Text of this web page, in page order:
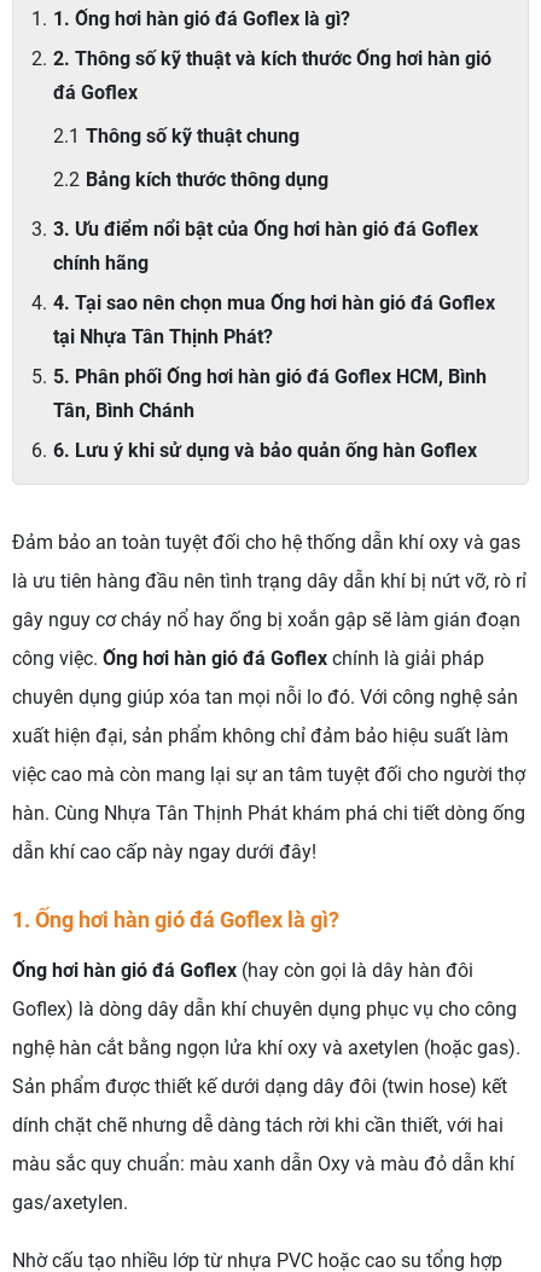
1. Ống hơi hàn gió đá Goflex là gì?
2. Thông số kỹ thuật và kích thước Ống hơi hàn gió
đá Goflex
Thông số kỹ thuật chung
Bảng kích thước thông dụng
3. Ưu điểm nổi bật của Ống hơi hàn gió đá Goflex
chính hãng
4. Tại sao nên chọn mua Ống hơi hàn gió đá Goflex
tại Nhựa Tân Thịnh Phát?
5. Phân phối Ống hơi hàn gió đá Goflex HCM, Bình
Tân, Bình Chánh
6. Lưu ý khi sử dụng và bảo quản ống hàn Goflex
Đảm bảo an toàn tuyệt đối cho hệ thống dẫn khí oxy và gas
là ưu tiên hàng đầu nên tình trạng dây dẫn khí bị nứt vỡ, rò rỉ
gây nguy cơ cháy nổ hay ống bị xoắn gập sẽ làm gián đoạn
công việc. Ống hơi hàn gió đá Goflex chính là giải pháp
chuyên dụng giúp xóa tan mọi nỗi lo đó. Với công nghệ sản
xuất hiện đại, sản phẩm không chỉ đảm bảo hiệu suất làm
việc cao mà còn mang lại sự an tâm tuyệt đối cho người thợ
hàn. Cùng Nhựa Tân Thịnh Phát khám phá chi tiết dòng ống
dẫn khí cao cấp này ngay dưới đây!
1. Ống hơi hàn gió đá Goflex là gì?
Ống hơi hàn gió đá Goflex (hay còn gọi là dây hàn đôi
Goflex) là dòng dây dẫn khí chuyên dụng phục vụ cho công
nghệ hàn cắt bằng ngọn lửa khí oxy và axetylen (hoặc gas).
Sản phẩm được thiết kế dưới dạng dây đôi (twin hose) kết
dính chặt chẽ nhưng dễ dàng tách rời khi cần thiết, với hai
màu sắc quy chuẩn: màu xanh dẫn Oxy và màu đỏ dẫn khí
gas/axetylen.
Nhờ cấu tạo nhiều lớp từ nhựa PVC hoặc cao su tổng hợp